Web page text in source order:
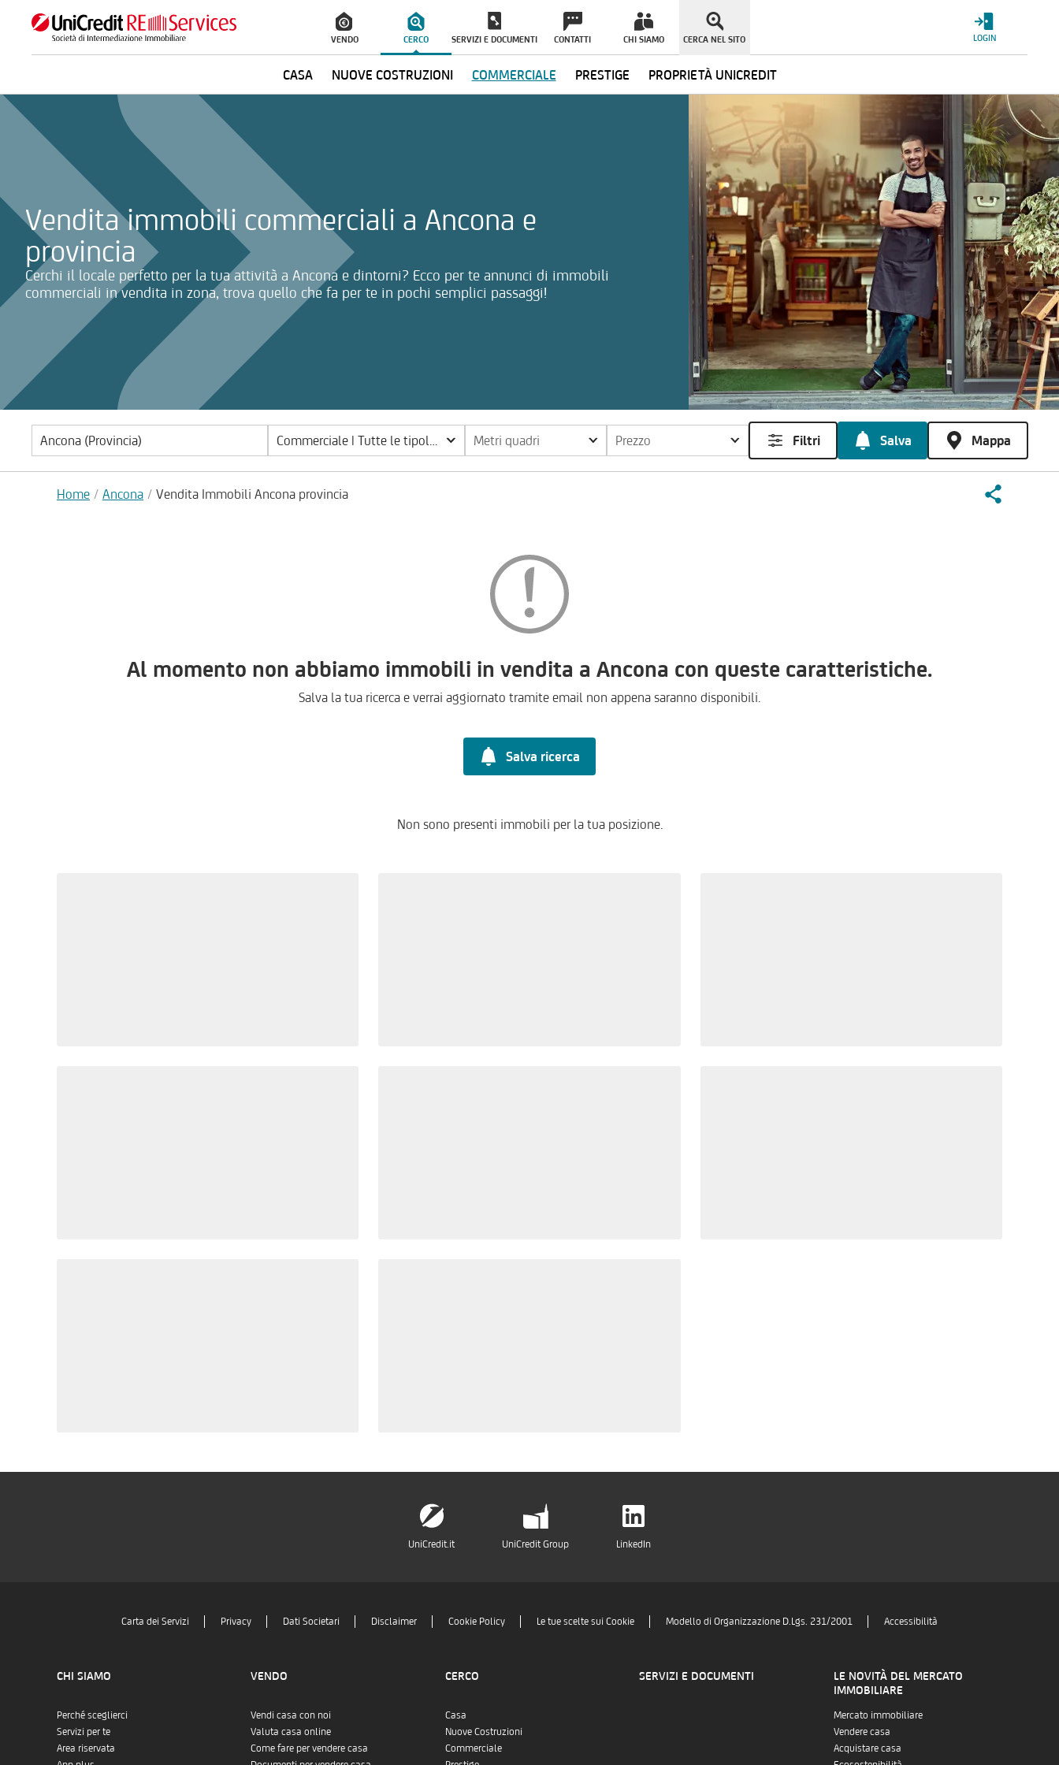
VENDO CERCO
CASA NUOVE COSTRUZIONI COMMERCIALE PRESTIGE PROPRIETÀ UNICREDIT
SERVIZI E DOCUMENTI CONTATTI CHI SIAMO CERCA NEL SITO LOGIN
Vendita immobili commerciali a Ancona e
provincia
Cerchi il locale perfetto per la tua attività a Ancona e dintorni? Ecco per te annunci di immobili
commerciali in vendita in zona, trova quello che fa per te in pochi semplici passaggi!
La ricerca verrà inviata automaticamente alla selezione delle informazioni
Commerciale | Tutte le tipologie Metri quadri Prezzo Filtri Salva Mappa
Home Ancona Vendita Immobili Ancona provincia
Al momento non abbiamo immobili in vendita a Ancona con queste caratteristiche.
Salva la tua ricerca e verrai aggiornato tramite email non appena saranno disponibili.
Salva ricerca
Non sono presenti immobili per la tua posizione.
UniCredit.it UniCredit Group LinkedIn
Carta dei Servizi Privacy Dati Societari Disclaimer Cookie Policy Le tue scelte sui Cookie Modello di Organizzazione D.Lgs. 231/2001 Accessibilità
CHI SIAMO
Perché sceglierci
Servizi per te
Area riservata
VENDO
Vendi casa con noi
Valuta casa online
Come fare per vendere casa
CERCO
Casa
Nuove Costruzioni
Commerciale
SERVIZI E DOCUMENTI
LE NOVITÀ DEL MERCATO
IMMOBILIARE
Mercato immobiliare
Vendere casa
Acquistare casa